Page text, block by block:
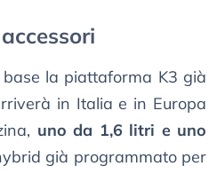
la piattaforma K3 già
in Italia e in Europa
uno da 1,6 litri e uno
già programmato per